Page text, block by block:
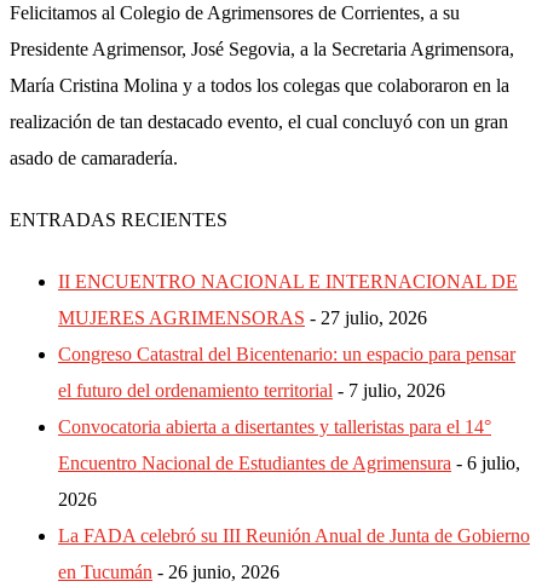
Felicitamos al Colegio de Agrimensores de Corrientes, a su
Presidente Agrimensor, José Segovia, a la Secretaria Agrimensora,
María Cristina Molina y a todos los colegas que colaboraron en la
realización de tan destacado evento, el cual concluyó con un gran
asado de camaradería.
ENTRADAS RECIENTES
II ENCUENTRO NACIONAL E INTERNACIONAL DE
MUJERES AGRIMENSORAS
27 julio, 2026
Congreso Catastral del Bicentenario: un espacio para pensar
el futuro del ordenamiento territorial
7 julio, 2026
Convocatoria abierta a disertantes y talleristas para el 14°
Encuentro Nacional de Estudiantes de Agrimensura
6 julio,
2026
La FADA celebró su III Reunión Anual de Junta de Gobierno
en Tucumán
26 junio, 2026